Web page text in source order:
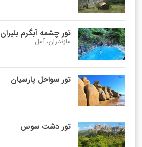
تور چشمه آبگرم بلیران
مازندران، آمل
تور سواحل پارسیان
تور دشت سوس